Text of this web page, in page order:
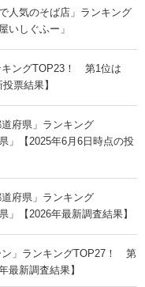
人気のそば店」ランキング
しぐふー」
キングTOP23！ 第1位は
票結果】
道府県」ランキング
【2025年6月6日時点の投
道府県」ランキング
【2026年最新調査結果】
ン」ランキングTOP27！ 第
最新調査結果】